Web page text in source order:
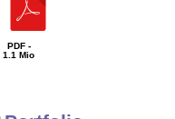
PDF -
1.1 Mio